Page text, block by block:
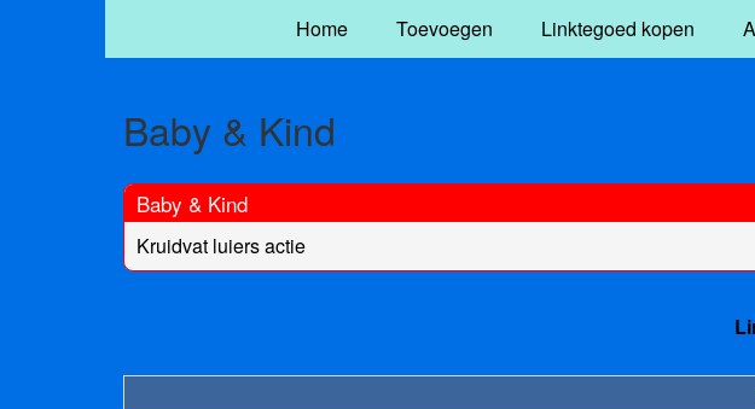
Home Toevoegen Linktegoed kopen
Baby & Kind
Baby & Kind
Kruidvat luiers actie